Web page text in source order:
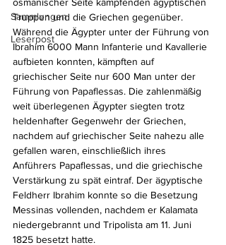
Sammlungen
Leserpost
Truppen und die Griechen gegenüber.
Während die Ägypter unter der Führung von
Ibrahim 6000 Mann Infanterie und Kavallerie
aufbieten konnten, kämpften auf
griechischer Seite nur 600 Man unter der
Führung von Papaflessas. Die zahlenmäßig
weit überlegenen Ägypter siegten trotz
heldenhafter Gegenwehr der Griechen,
nachdem auf griechischer Seite nahezu alle
gefallen waren, einschließlich ihres
Anführers Papaflessas, und die griechische
Verstärkung zu spät eintraf. Der ägyptische
Feldherr Ibrahim konnte so die Besetzung
Messinas vollenden, nachdem er Kalamata
niedergebrannt und Tripolista am 11. Juni
1825 besetzt hatte.